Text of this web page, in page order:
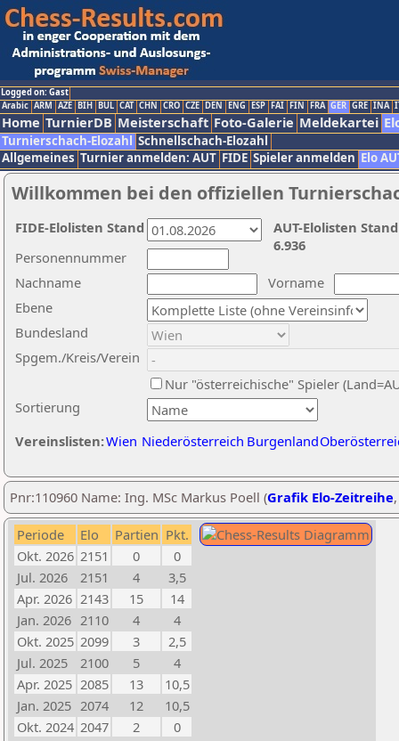
Logged on: Gast
Arabic ARM AZE BIH BUL CAT CHN CRO CZE DEN ENG ESP FAI FIN FRA GER GRE INA
Home TurnierDB Meisterschaft Foto-Galerie Meldekartei
Turnierschach-Elozahl Schnellschach-Elozahl
Allgemeines Turnier anmelden: AUT FIDE Spieler anmelden Elo
Willkommen bei den offiziellen
Nachname
Vorname
Ebene
Sortierung
Personennummer
Bundesland
Spgem./Kreis/Verein
Nur "österreichische" Spieler
Vereinslisten:Wien Niederösterreich Burgenland
AUT-Elolisten
6.936
FIDE-Elolisten Stand
Pnr:110960 Name: Ing. MSc Markus Poell (Grafik Elo-Zeitreihe
Periode Elo Partien Pkt.
Okt. 2026 2151 0
0
Jul. 2026
2151 4
3,5
Apr. 2026 2143 15
14
Jan. 2026 2110 4
4
Okt. 2025 2099 3
2,5
Jul. 2025
2100 5
4
Apr. 2025 2085 13
10,5
Jan. 2025 2074 12
10,5
Okt. 2024 2047 2
0